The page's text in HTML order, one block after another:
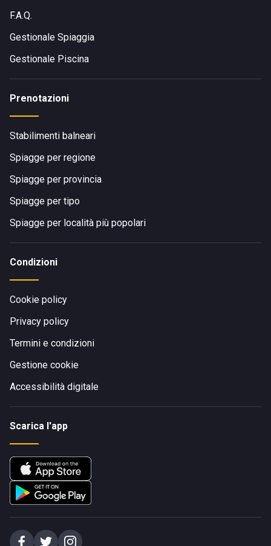
F.A.Q.
Gestionale Spiaggia
Gestionale Piscina
Prenotazioni
Stabilimenti balneari
Spiagge per regione
Spiagge per provincia
Spiagge per tipo
Spiagge per località più popolari
Condizioni
Cookie policy
Privacy policy
Termini e condizioni
Gestione cookie
Accessibilità digitale
Scarica l'app